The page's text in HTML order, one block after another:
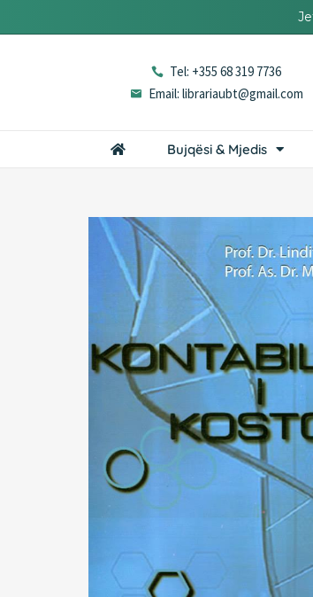
Tel: +355 68 319 7736
Email: librariaubt@gmail.com
Bujqësi & Mjedis